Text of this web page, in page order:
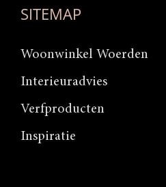
SITEMAP
Woonwinkel Woerden
Interieuradvies
Verfproducten
Inspiratie